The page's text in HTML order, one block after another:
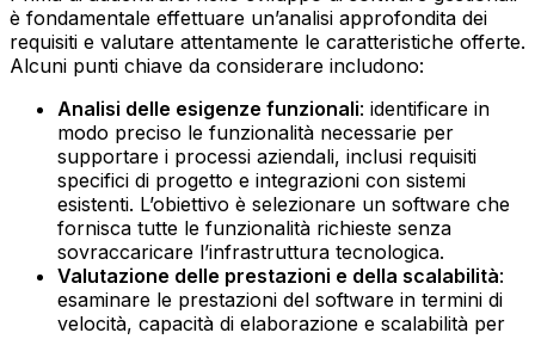
è fondamentale effettuare un’analisi approfondita dei
requisiti e valutare attentamente le caratteristiche offerte.
Alcuni punti chiave da considerare includono:
Analisi delle esigenze funzionali: identificare in
modo preciso le funzionalità necessarie per
supportare i processi aziendali, inclusi requisiti
specifici di progetto e integrazioni con sistemi
esistenti. L’obiettivo è selezionare un software che
fornisca tutte le funzionalità richieste senza
sovraccaricare l’infrastruttura tecnologica.‍
Valutazione delle prestazioni e della scalabilità:
esaminare le prestazioni del software in termini di
velocità, capacità di elaborazione e scalabilità per